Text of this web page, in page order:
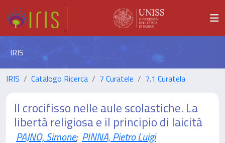
IRIS
IRIS Catalogo Ricerca 7 Curatele 7.1 Curatela
Il crocifisso nelle aule scolastiche. La
libertà religiosa e il principio di laicità
PAJNO, Simone; PINNA, Pietro Luigi